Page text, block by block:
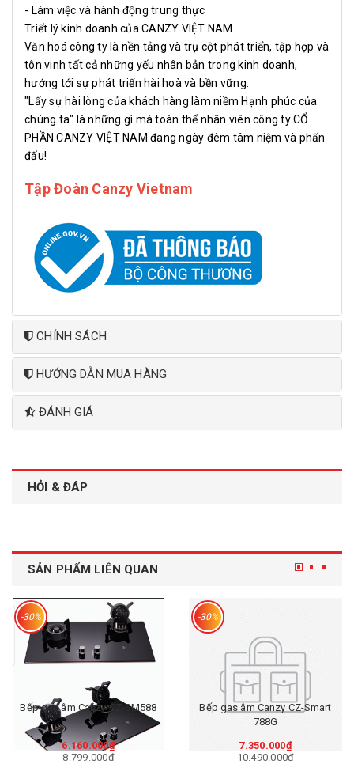
- Làm việc và hành động trung thực
Triết lý kinh doanh của CANZY VIỆT NAM
Văn hoá công ty là nền tảng và trụ cột phát triển, tập hợp và
tôn vinh tất cả những yếu nhân bản trong kinh doanh,
hướng tới sự phát triển hài hoà và bền vững.
"Lấy sự hài lòng của khách hàng làm niềm Hạnh phúc của
chúng ta" là những gì mà toàn thể nhân viên công ty CỔ
PHẦN CANZY VIỆT NAM đang ngày đêm tâm niệm và phấn
đấu!
Tập Đoàn Canzy Vietnam
CHÍNH SÁCH
HƯỚNG DẪN MUA HÀNG
ĐÁNH GIÁ
HỎI & ĐÁP
SẢN PHẨM LIÊN QUAN
-30%
Bếp gas âm Canzy CZ-SM588
6.160.000₫
8.799.000₫
-30%
Bếp gas âm Canzy CZ-Smart
788G
7.350.000₫
10.490.000₫